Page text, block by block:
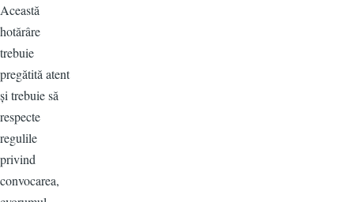
Această
hotărâre
trebuie
pregătită atent
și trebuie să
respecte
regulile
privind
convocarea,